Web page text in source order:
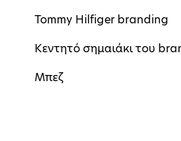
Tommy Hilfiger branding
Kεντητό σημαιάκι του
Mπεζ